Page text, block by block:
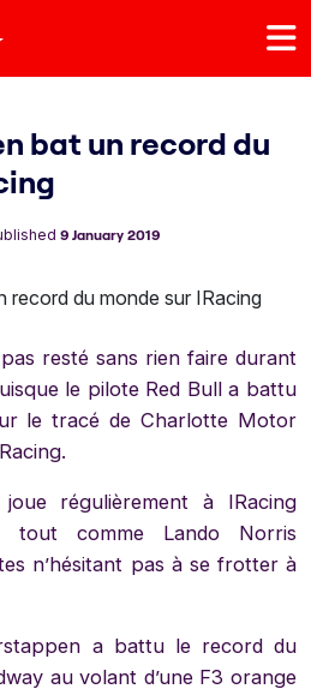
bat un record du
9 January 2019
resté sans rien faire durant
le pilote Red Bull a battu
le tracé de Charlotte Motor
régulièrement à IRacing
tout comme Lando Norris
n’hésitant pas à se frotter à
a battu le record du
au volant d’une F3 orange